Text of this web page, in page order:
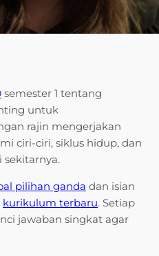
semester 1 tentang
untuk
rajin mengerjakan
ciri-ciri, siklus hidup, dan
pilihan ganda dan isian
kurikulum terbaru. Setiap
jawaban singkat agar